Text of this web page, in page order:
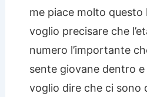
me piace molto questo
voglio precisare che
numero l’importante
sente giovane dentro
voglio dire che ci sono